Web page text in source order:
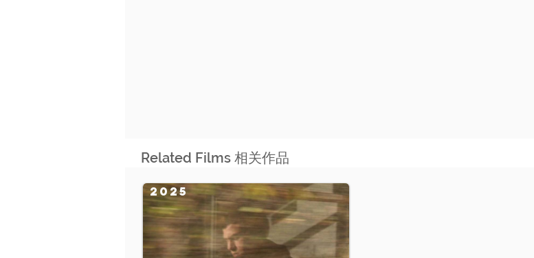
Related Films 相关作品
2025